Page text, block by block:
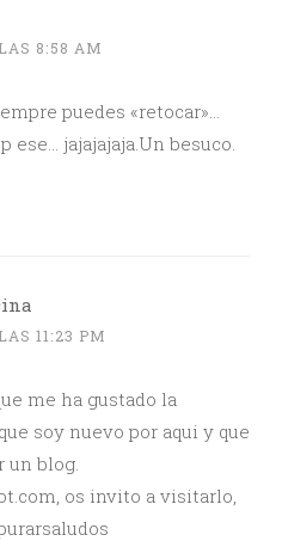
8:58 AM
puedes «retocar»…
jajajajaja.Un besuco.
11:23 PM
me ha gustado la
soy nuevo por aqui y que
blog.
os invito a visitarlo,